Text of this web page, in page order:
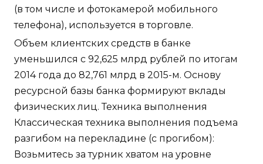
(в том числе и фотокамерой мобильного
телефона), используется в торговле.
Объем клиентских средств в банке
уменьшился с 92,625 млрд рублей по итогам
2014 года до 82,761 млрд в 2015-м. Основу
ресурсной базы банка формируют вклады
физических лиц. Техника выполнения
Классическая техника выполнения подъема
разгибом на перекладине (с прогибом):
Возьмитесь за турник хватом на уровне